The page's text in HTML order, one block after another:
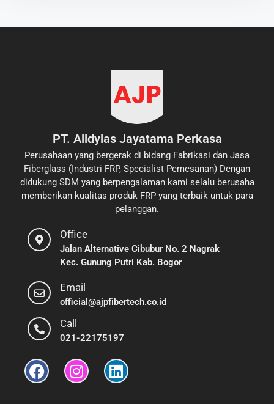
PT. Alldylas Jayatama Perkasa
Perusahaan yang bergerak di bidang Fabrikasi dan Jasa
Fiberglass (Industri FRP, Specialist Pemesanan) Dengan
didukung SDM yang berpengalaman kami selalu berusaha
memberikan kualitas produk FRP yang terbaik untuk para
pelanggan.
Office
Jalan Alternative Cibubur No. 2 Nagrak
Kec. Gunung Putri Kab. Bogor
Email
official@ajpfibertech.co.id
Call
021-22175197